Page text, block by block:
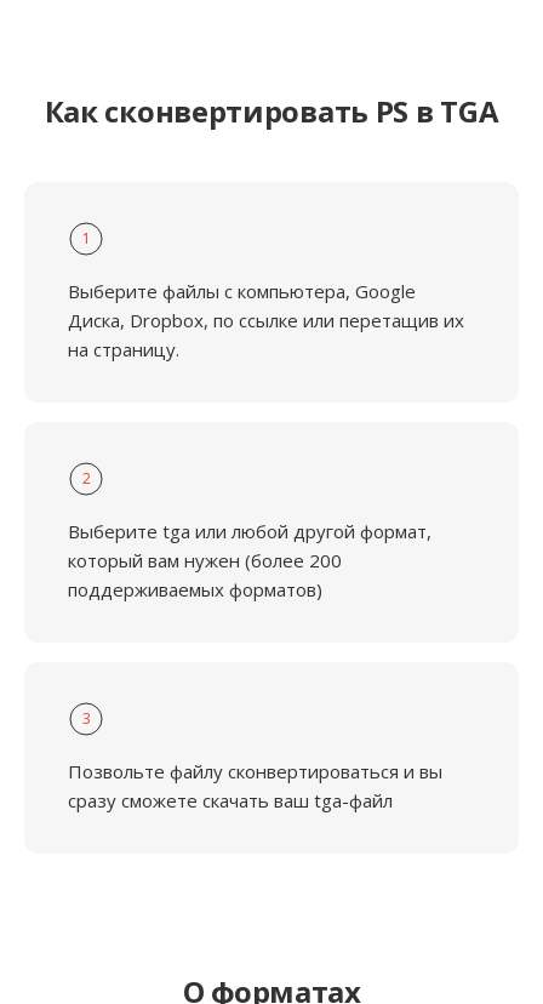
Как сконвертировать PS в TGA
1
Выберите файлы с компьютера, Google
Диска, Dropbox, по ссылке или перетащив их
на страницу.
2
Выберите tga или любой другой формат,
который вам нужен (более 200
поддерживаемых форматов)
3
Позвольте файлу сконвертироваться и вы
сразу сможете скачать ваш tga-файл
О форматах